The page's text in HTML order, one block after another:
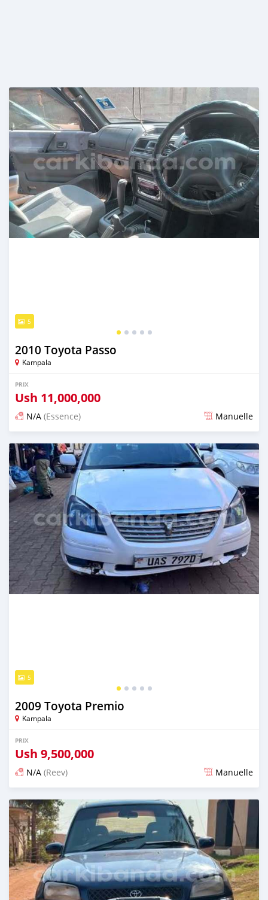
5
2010 Toyota Passo
Kampala
PRIX
Ush 11,000,000
N/A (Essence) Manuelle
Publié il y a 4 jours
5
2009 Toyota Premio
Kampala
PRIX
Ush 9,500,000
N/A (Reev) Manuelle
Publié il y a 4 jours